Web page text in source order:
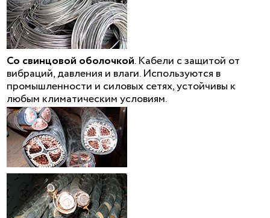
Со свинцовой оболочкой. Кабели с защитой от
вибраций, давления и влаги. Используются в
промышленности и силовых сетях, устойчивы к
любым климатическим условиям.